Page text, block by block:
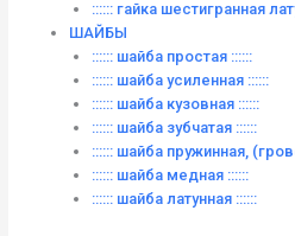
:::::: гайка шестигранная
ШАЙБЫ
:::::: шайба простая ::::::
:::::: шайба усиленная ::::::
:::::: шайба кузовная ::::::
:::::: шайба зубчатая ::::::
:::::: шайба пружинная,
:::::: шайба медная ::::::
:::::: шайба латунная ::::::